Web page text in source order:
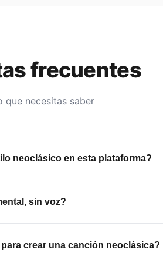
frecuentes
que necesitas saber
neoclásico en esta plataforma?
voz lírica o pop-orquestal. Tú eliges
sin voz?
celebraciones o momentos
crear una canción neoclásica?